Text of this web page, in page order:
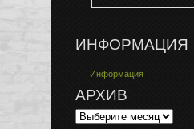
ИНФОРМАЦИЯ
Информация
АРХИВ